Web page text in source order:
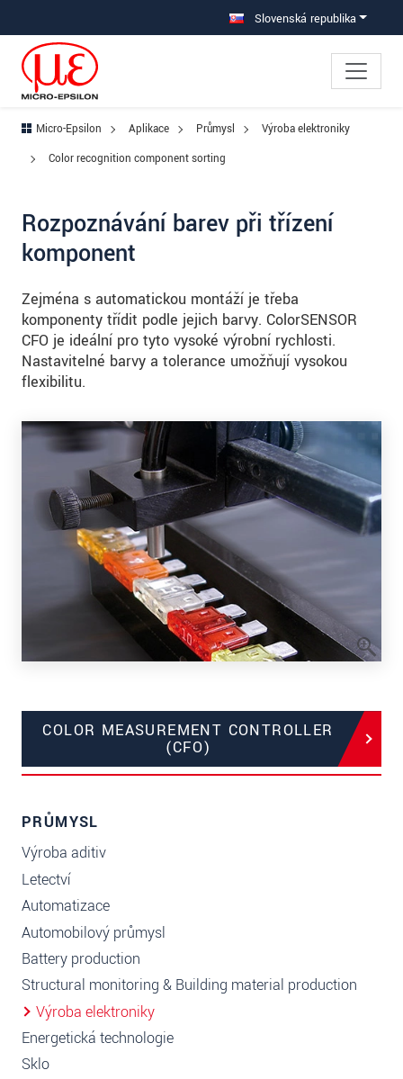
Prejdite priamo na hlavnú navigáciu Slovenská republika
Micro-Epsilon Aplikace Průmysl
Výroba elektroniky
Color recognition component sorting
Rozpoznávání barev při třízení
komponent
Zejména s automatickou montáží je třeba
komponenty třídit podle jejich barvy. ColorSENSOR
CFO je ideální pro tyto vysoké výrobní rychlosti.
Nastavitelné barvy a tolerance umožňují vysokou
flexibilitu.
COLOR MEASUREMENT CONTROLLER
(CFO)
PRŮMYSL
Výroba aditiv
Letectví
Automatizace
Automobilový průmysl
Battery production
Structural monitoring & Building material production
Výroba elektroniky
Energetická technologie
Sklo